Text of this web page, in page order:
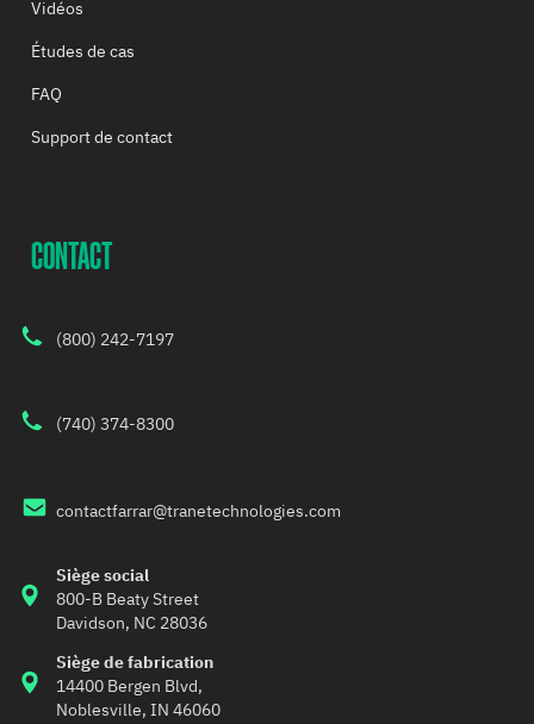
Vidéos
Études de cas
FAQ
Support de contact
CONTACT
(800) 242-7197
(740) 374-8300
contactfarrar@tranetechnologies.com
Siège social
800-B Beaty Street
Davidson, NC 28036
Siège de fabrication
14400 Bergen Blvd,
Noblesville, IN 46060